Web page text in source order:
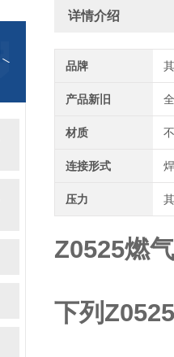
详情介绍
品牌
产品新旧
材质
连接形式
压力
Z0525燃
下列